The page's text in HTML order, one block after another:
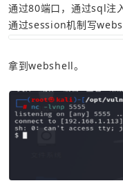
通过80端口，通过sql注
通过session机制写
拿到webshell。